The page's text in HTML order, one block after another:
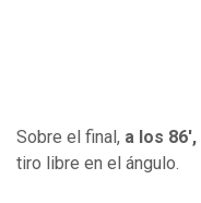
Sobre el final, a los
tiro libre en el ángulo.